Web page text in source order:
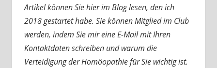
Artikel können Sie hier im Blog lesen, den ich
2018 gestartet habe. Sie können Mitglied im Club
werden, indem Sie mir eine E-Mail mit Ihren
Kontaktdaten schreiben und warum die
Verteidigung der Homöopathie für Sie wichtig ist.